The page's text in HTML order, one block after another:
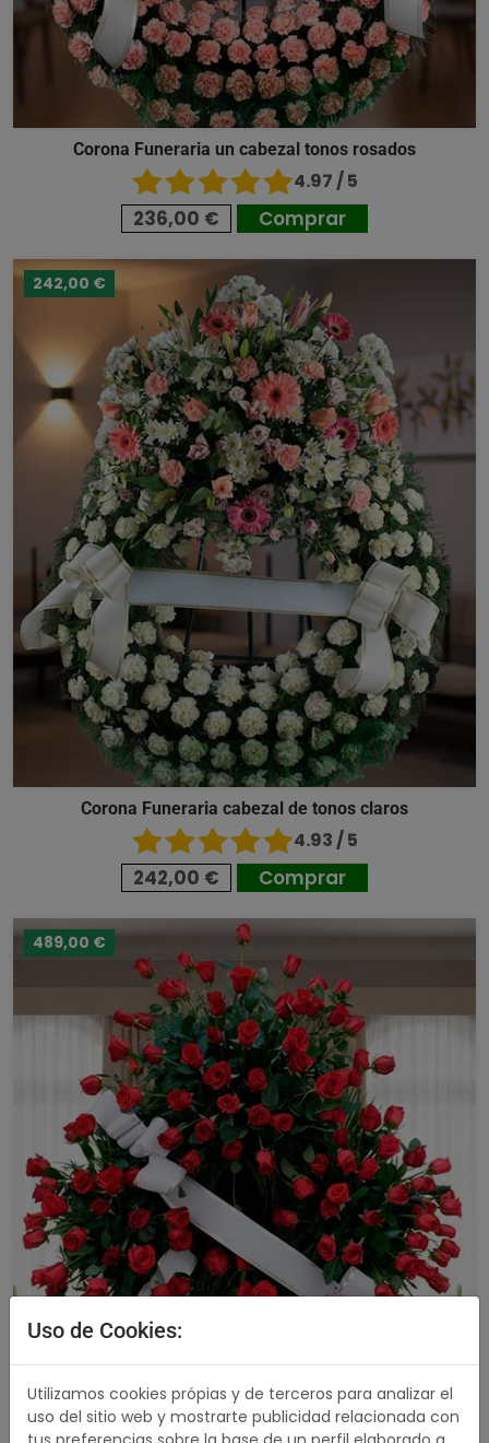
Corona Funeraria un cabezal tonos rosados
4.97 / 5
236,00 € Comprar
242,00 €
Corona Funeraria cabezal de tonos claros
4.93 / 5
242,00 € Comprar
489,00 €
Uso de Cookies:
Utilizamos cookies própias y de terceros para analizar el
uso del sitio web y mostrarte publicidad relacionada con